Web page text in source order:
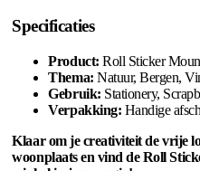
Specificaties
Product: Roll Sticker
Thema: Natuur, Bergen,
Gebruik: Stationery,
Verpakking: Handige
Klaar om je creativiteit de vrije
woonplaats en vind de Roll